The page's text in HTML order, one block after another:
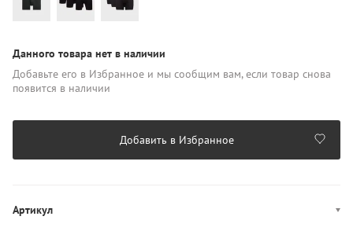
Данного товара нет в наличии
Добавьте его в Избранное и мы сообщим вам, если товар снова
появится в наличии
Добавить в Избранное
Артикул